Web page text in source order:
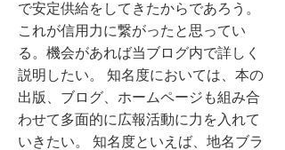
で安定供給をしてきたからであろう。
これが信用力に繋がったと思ってい
る。機会があれば当ブログ内で詳しく
説明したい。 知名度においては、本の
出版、ブログ、ホームページも組み合
わせて多面的に広報活動に力を入れて
いきたい。 知名度といえば、地名ブラ